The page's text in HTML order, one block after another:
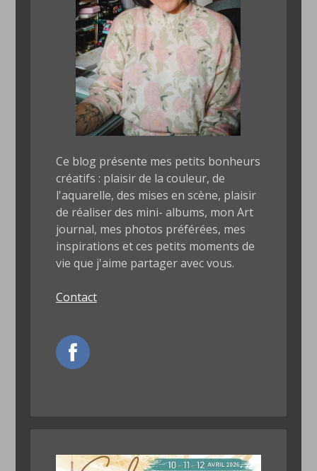
Ce blog présente mes petits bonheurs
créatifs : plaisir de la couleur, de
l'aquarelle, des mises en scène, plaisir
de réaliser des mini- albums, mon Art
journal, mes photos préférées, mes
inspirations et ces petits moments de
vie que j'aime partager avec vous.
Contact